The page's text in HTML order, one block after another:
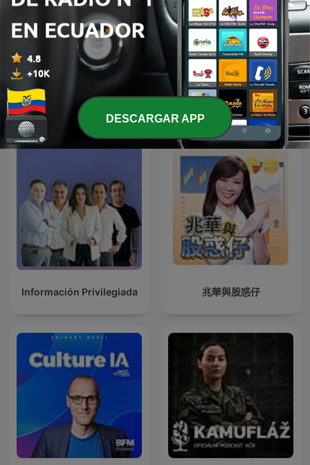
Brava! Ambato
Más podcasts internacionales de Finanzas
Información Privilegiada 兆華與股惑仔
DESCARGAR APP